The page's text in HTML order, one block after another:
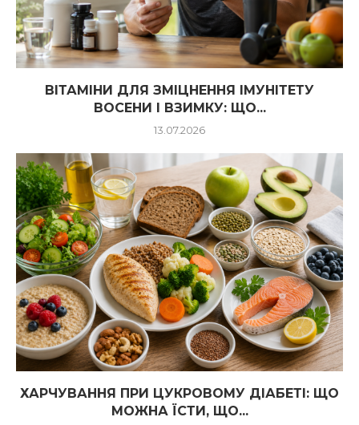
ВІТАМІНИ ДЛЯ ЗМІЦНЕННЯ ІМУНІТЕТУ
ВОСЕНИ І ВЗИМКУ: ЩО...
13.07.2026
ХАРЧУВАННЯ ПРИ ЦУКРОВОМУ ДІАБЕТІ: ЩО
МОЖНА ЇСТИ, ЩО...